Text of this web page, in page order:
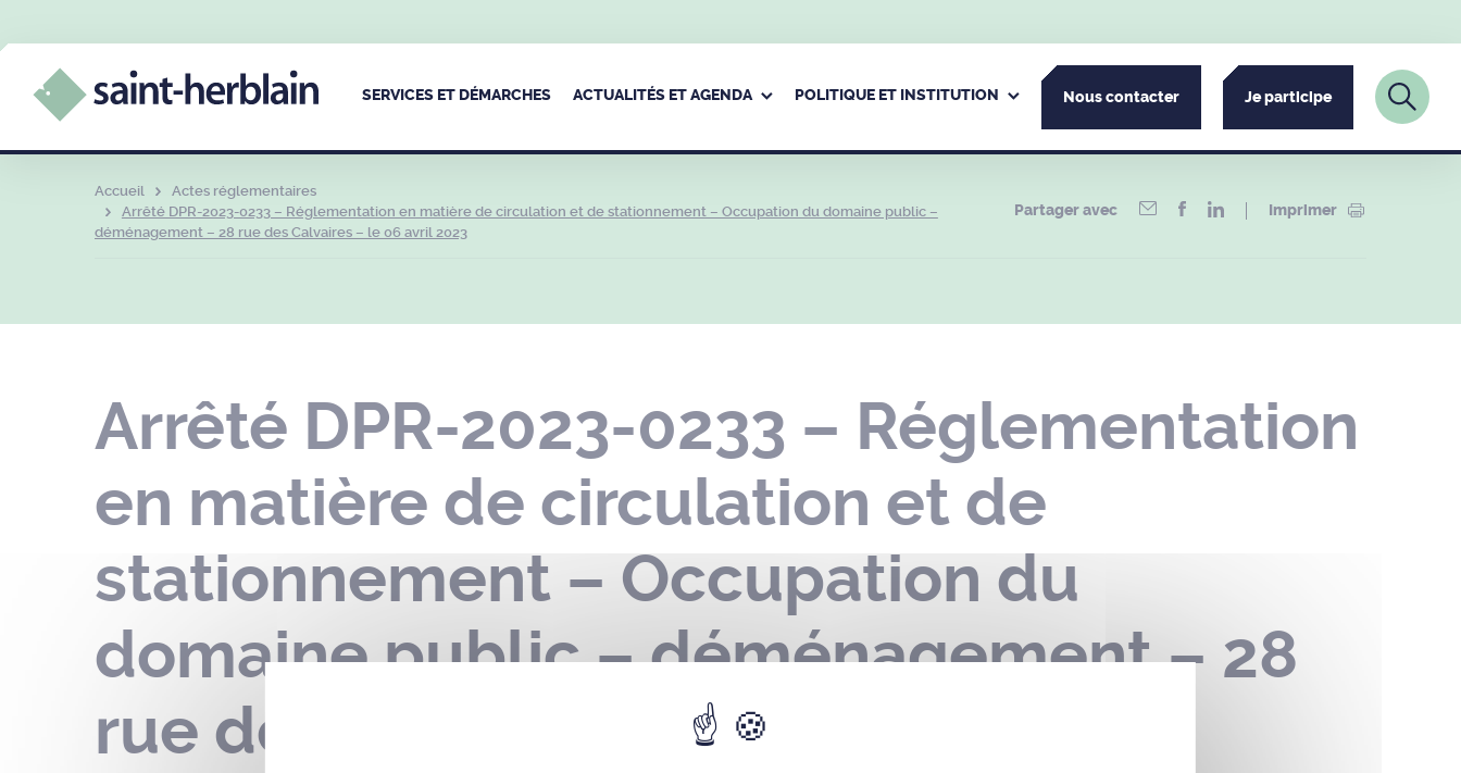
SERVICES ET DÉMARCHES ACTUALITÉS ET AGENDA POLITIQUE ET INSTITUTION Nous contacter Je participe
Accueil
Actes réglementaires
Arrêté DPR-2023-0233 – Réglementation en matière de circulation et de stationnement – Occupation du domaine public –
déménagement – 28 rue des Calvaires – le 06 avril 2023
Partager avec Imprimer
Arrêté DPR-2023-0233 – Réglementation
en matière de circulation et de
stationnement – Occupation du
domaine public – déménagement – 28
rue des Calvaires – le 06 avril 2023